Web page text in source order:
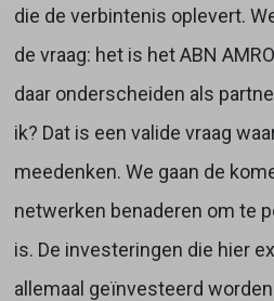
die de verbintenis oplevert.
de vraag: het is het ABN
daar onderscheiden als
ik? Dat is een valide vraag
meedenken. We gaan de
netwerken benaderen om te
is. De investeringen die hier
allemaal geïnvesteerd